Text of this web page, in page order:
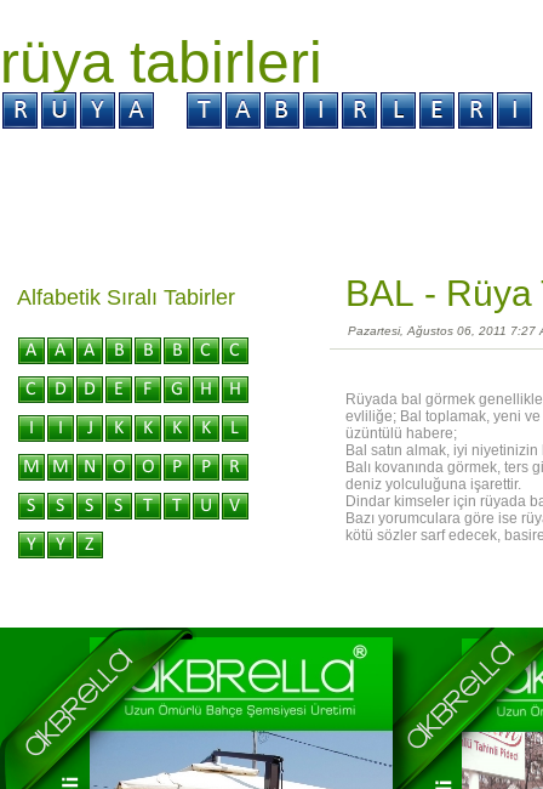
rüya tabirleri
BAL - Rüya
Pazartesi, Ağustos 06, 2011 7:27
Rüyada bal görmek
evliliğe; Bal toplamak, yeni
üzüntülü habere;
Bal satın almak, iyi niyetinizin
Balı kovanında görmek, ters
deniz yolculuğuna işarettir.
Dindar kimseler için rüyada
Bazı yorumculara göre ise
kötü sözler sarf edecek,
Alfabetik Sıralı Tabirler